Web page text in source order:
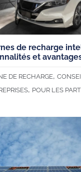
de recharge
et
DE RECHARGE,
, POUR LES